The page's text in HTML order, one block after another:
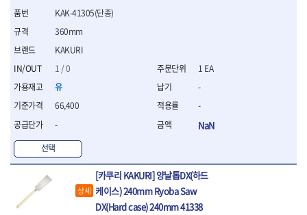
공구함.공구집
- 탑체스터
- 플라스틱이동공구함
- 공구통
- 기타공구
- 헤라
- 케이스
- 수리키트
- 고정링/링
- 핀
KAKURI
1 / 0
유
66,400
-
선택
KAK-41305(단종)
360mm
1 EA
-
-
NaN
상세
[카쿠리 KAKURI] 양날톱DX(하드
케이스) 240mm Ryoba Saw
DX(Hard case) 240mm 41338